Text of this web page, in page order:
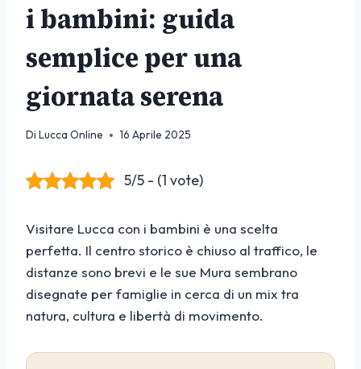
i bambini: guida
semplice per una
giornata serena
Di Lucca Online 16 Aprile 2025
5/5 - (1 vote)
Visitare Lucca con i bambini è una scelta
perfetta. Il centro storico è chiuso al traffico, le
distanze sono brevi e le sue Mura sembrano
disegnate per famiglie in cerca di un mix tra
natura, cultura e libertà di movimento.